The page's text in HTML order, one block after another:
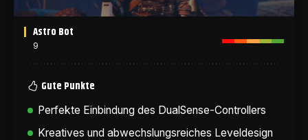
Astro Bot
9
Gute Punkte
Perfekte Einbindung des DualSense-Controllers
Kreatives und abwechslungsreiches Leveldesign